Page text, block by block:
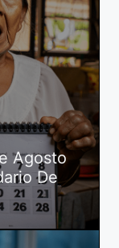
Agosto
De